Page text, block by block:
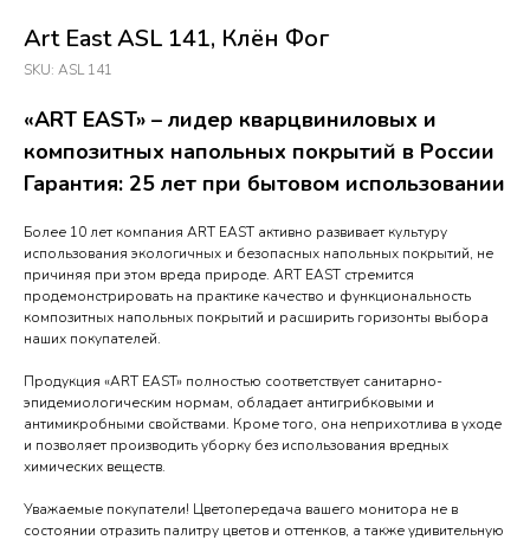
Art East ASL 141, Клён Фог
SKU: ASL 141
«ART EAST» – лидер кварцвиниловых и
композитных напольных покрытий в России
Гарантия: 25 лет при бытовом использовании
Более 10 лет компания ART EAST активно развивает культуру
использования экологичных и безопасных напольных покрытий, не
причиняя при этом вреда природе. ART EAST стремится
продемонстрировать на практике качество и функциональность
композитных напольных покрытий и расширить горизонты выбора
наших покупателей.
Продукция «ART EAST» полностью соответствует санитарно-
эпидемиологическим нормам, обладает антигрибковыми и
антимикробными свойствами. Кроме того, она неприхотлива в уходе
и позволяет производить уборку без использования вредных
химических веществ.
Уважаемые покупатели! Цветопередача вашего монитора не в
состоянии отразить палитру цветов и оттенков, а также удивительную